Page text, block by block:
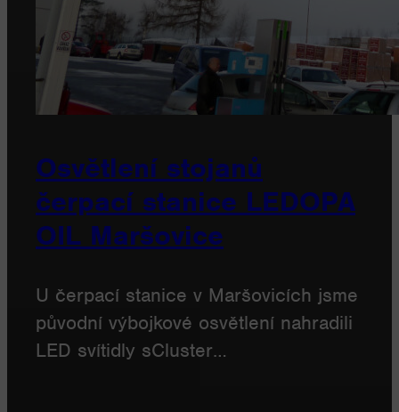
Osvětlení stojanů
čerpací stanice LEDOPA
OIL Maršovice
U čerpací stanice v Maršovicích jsme
původní výbojkové osvětlení nahradili
LED svítidly sCluster…